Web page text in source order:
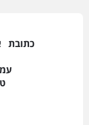
כתובת